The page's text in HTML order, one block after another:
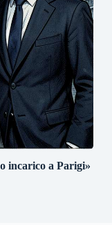
incarico a Parigi»